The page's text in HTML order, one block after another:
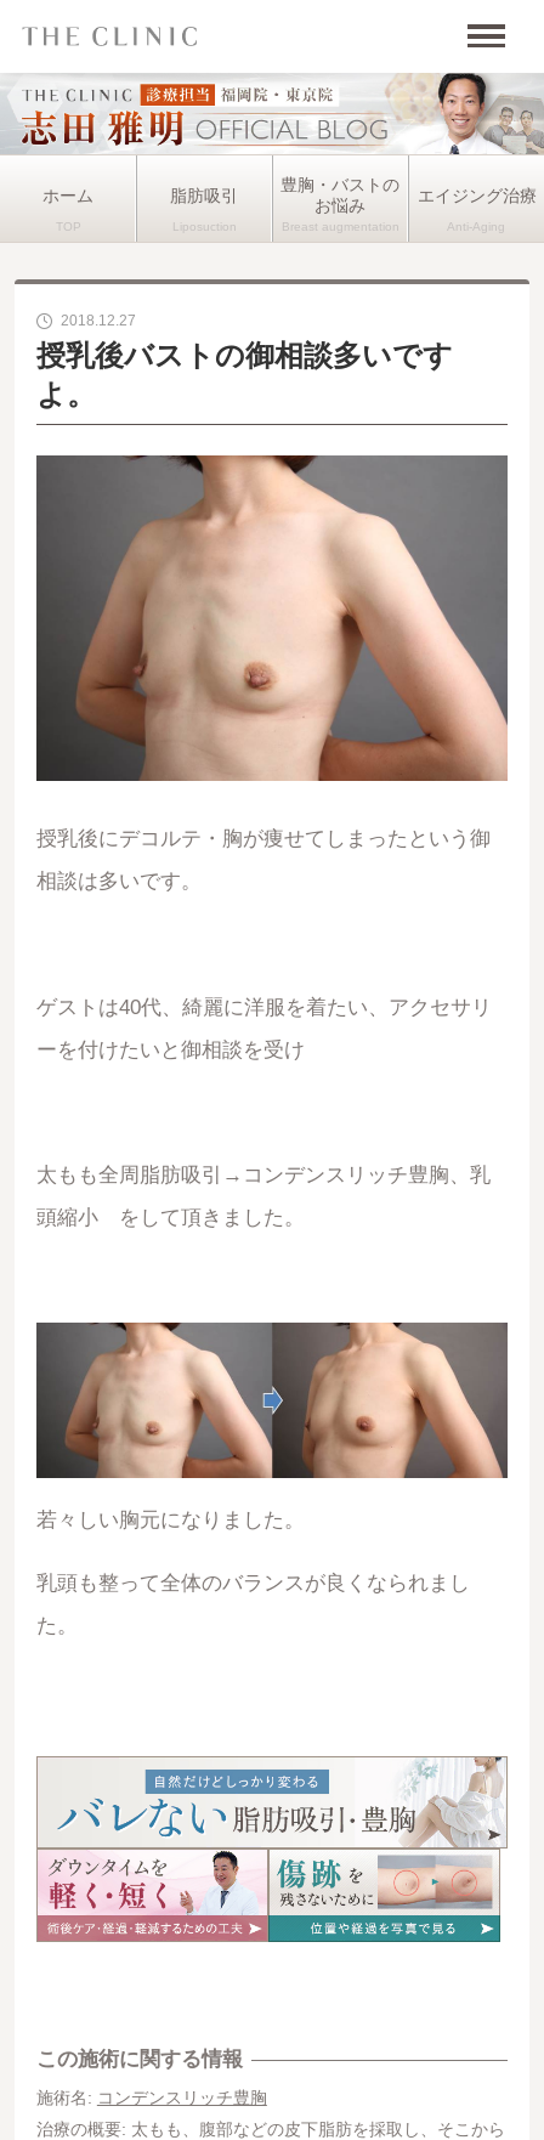
ホーム 脂肪吸引
豊胸・バストの
お悩み
エイジング治療
2018.12.27
授乳後バストの御相談多いです
よ。
授乳後にデコルテ・胸が痩せてしまったという御
相談は多いです。
ゲストは40代、綺麗に洋服を着たい、アクセサリ
ーを付けたいと御相談を受け
太もも全周脂肪吸引→コンデンスリッチ豊胸、乳
頭縮小 をして頂きました。
若々しい胸元になりました。
乳頭も整って全体のバランスが良くなられまし
た。
この施術に関する情報
施術名: コンデンスリッチ豊胸
治療の概要: 太もも、腹部などの皮下脂肪を採取し、そこから